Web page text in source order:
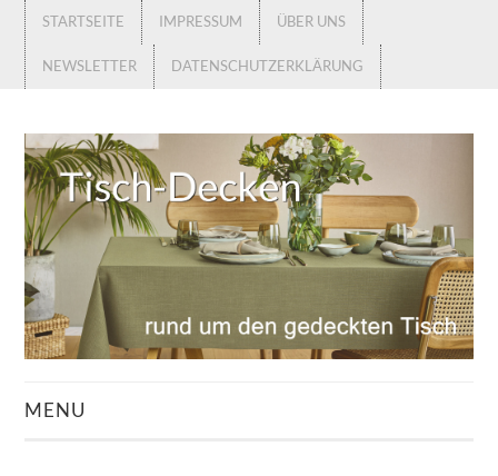
STARTSEITE IMPRESSUM ÜBER UNS
NEWSLETTER DATENSCHUTZERKLÄRUNG
MENU